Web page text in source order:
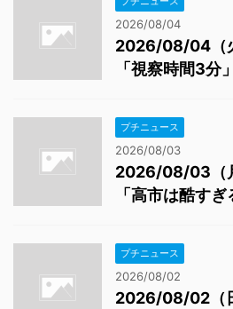
2026/08/04
2026/08/04（
「視察時間3分
プチニュース
2026/08/03
2026/08/03（
「高市は酷す
プチニュース
2026/08/02
2026/08/02（